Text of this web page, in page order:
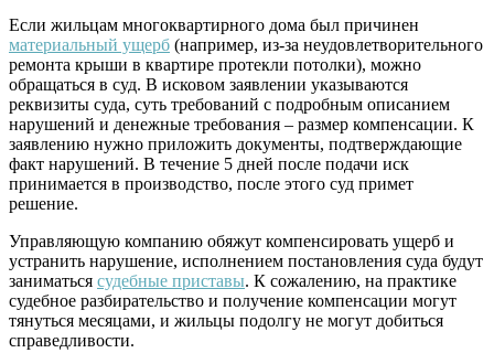
Если жильцам многоквартирного дома был причинен
материальный ущерб (например, из-за неудовлетворительного
ремонта крыши в квартире протекли потолки), можно
обращаться в суд. В исковом заявлении указываются
реквизиты суда, суть требований с подробным описанием
нарушений и денежные требования – размер компенсации. К
заявлению нужно приложить документы, подтверждающие
факт нарушений. В течение 5 дней после подачи иск
принимается в производство, после этого суд примет
решение.
Управляющую компанию обяжут компенсировать ущерб и
устранить нарушение, исполнением постановления суда будут
заниматься судебные приставы. К сожалению, на практике
судебное разбирательство и получение компенсации могут
тянуться месяцами, и жильцы подолгу не могут добиться
справедливости.